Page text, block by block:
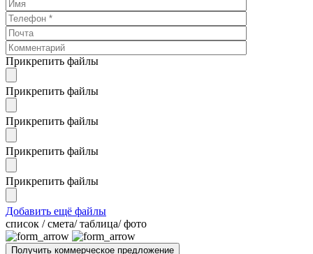
Прикрепить файлы
Прикрепить файлы
Прикрепить файлы
Прикрепить файлы
Прикрепить файлы
Добавить ещё файлы
cписок / смета/ таблица/ фото